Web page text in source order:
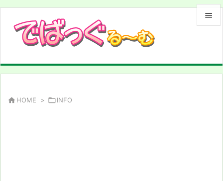


 HOME > INFO